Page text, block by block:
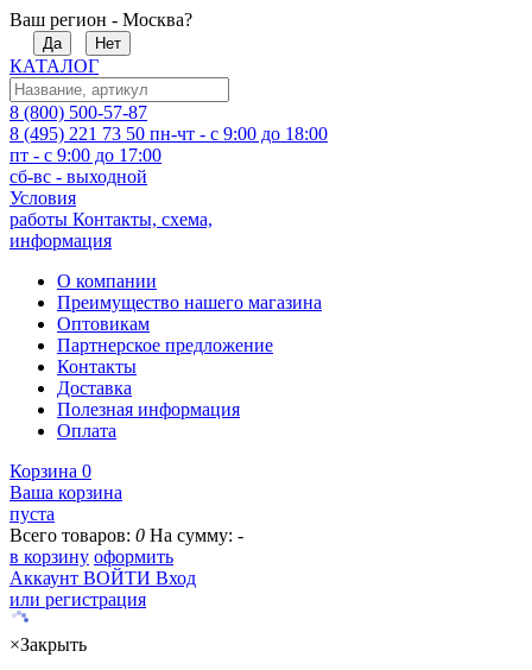
Ваш регион - Москва?
Да Нет
КАТАЛОГ
8 (800) 500-57-87
8 (495) 221 73 50 пн-чт - с 9:00 до 18:00
пт - с 9:00 до 17:00
сб-вс - выходной
Условия
работы Контакты, схема,
информация
О компании
Преимущество нашего магазина
Оптовикам
Партнерское предложение
Контакты
Доставка
Полезная информация
Оплата
Корзина 0
Ваша корзина
пуста
Всего товаров: 0 На сумму: -
в корзину оформить
Аккаунт ВОЙТИ Вход
или регистрация
×Закрыть